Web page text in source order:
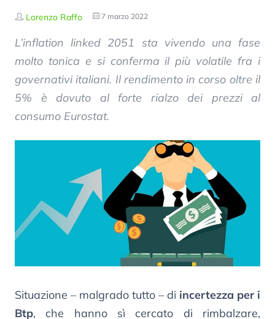
Lorenzo Raffo 7 marzo 2022
L’inflation linked 2051 sta vivendo una fase
molto tonica e si conferma il più volatile fra i
governativi italiani. Il rendimento in corso oltre il
5% è dovuto al forte rialzo dei prezzi al
consumo Eurostat.
Situazione – malgrado tutto – di incertezza per i
Btp, che hanno sì cercato di rimbalzare,